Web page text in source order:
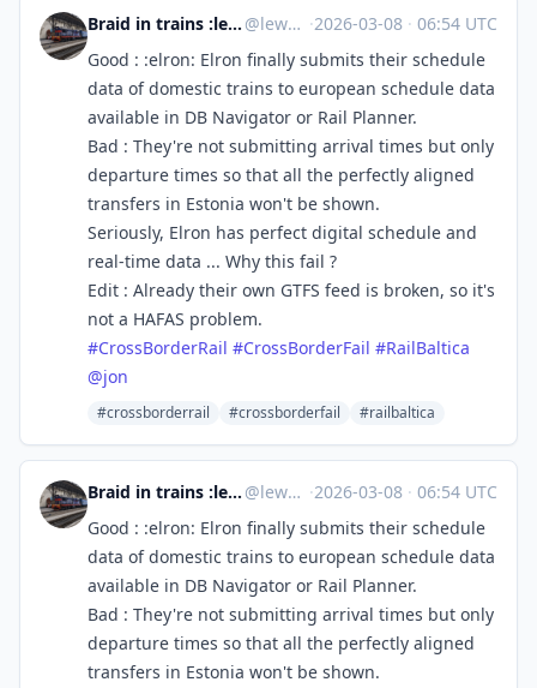
Braid in trains :lesbian_uz: - solidarity with :streik: @lewd@zug.network ·2026-03-08 · 06:54 UTC
Good : :elron: Elron finally submits their schedule
data of domestic trains to european schedule data
available in DB Navigator or Rail Planner.
Bad : They're not submitting arrival times but only
departure times so that all the perfectly aligned
transfers in Estonia won't be shown.
Seriously, Elron has perfect digital schedule and
real-time data ... Why this fail ?
Edit : Already their own GTFS feed is broken, so it's
not a HAFAS problem.
#CrossBorderRail #CrossBorderFail #RailBaltica
@jon
#crossborderrail #crossborderfail #railbaltica
Braid in trains :lesbian_uz: - solidarity with :streik: @lewd@zug.network ·2026-03-08 · 06:54 UTC
Good : :elron: Elron finally submits their schedule
data of domestic trains to european schedule data
available in DB Navigator or Rail Planner.
Bad : They're not submitting arrival times but only
departure times so that all the perfectly aligned
transfers in Estonia won't be shown.